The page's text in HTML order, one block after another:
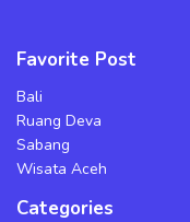
Favorite Post
Bali
Ruang Deva
Sabang
Wisata Aceh
Categories